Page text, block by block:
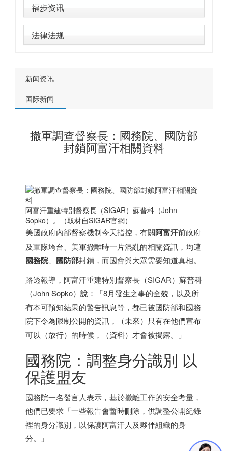
福步资讯
法律法规
新闻资讯
国际新闻
撤軍調查督察長：國務院、國防部
封鎖阿富汗相關資料
阿富汗重建特別督察長（SIGAR）蘇普科（John
Sopko）。（取材自SIGAR官網）
美國政府內部督察機制今天指控，有關阿富汗前政府
及軍隊垮台、美軍撤離時一片混亂的相關資訊，均遭
國務院、 國防部封鎖，而國會與大眾需要知道真相。
路透報導，阿富汗重建特別督察長（SIGAR）蘇普科
（John Sopko）說：「8月發生之事的全貌，以及所
有本可預知結果的警告訊息等，都已被國防部和國務
院下令為限制公開的資訊，（未來）只有在他們宣布
可以（放行）的時候，（資料）才會被揭露。」
國務院：調整身分識別 以
保護盟友
國務院一名發言人表示，基於撤離工作的安全考量，
他們已要求「一些報告會暫時刪除，供調整公開紀錄
裡的身分識別，以保護阿富汗人及夥伴組織的身
分。」